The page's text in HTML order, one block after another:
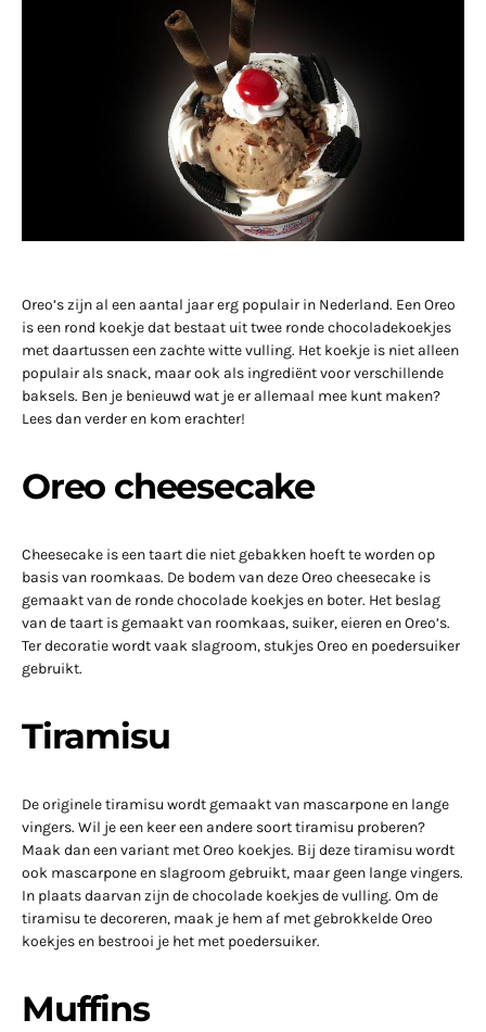
Oreo’s zijn al een aantal jaar erg populair in Nederland. Een Oreo
is een rond koekje dat bestaat uit twee ronde chocoladekoekjes
met daartussen een zachte witte vulling. Het koekje is niet alleen
populair als snack, maar ook als ingrediënt voor verschillende
baksels. Ben je benieuwd wat je er allemaal mee kunt maken?
Lees dan verder en kom erachter!
Oreo cheesecake
Cheesecake is een taart die niet gebakken hoeft te worden op
basis van roomkaas. De bodem van deze Oreo cheesecake is
gemaakt van de ronde chocolade koekjes en boter. Het beslag
van de taart is gemaakt van roomkaas, suiker, eieren en Oreo’s.
Ter decoratie wordt vaak slagroom, stukjes Oreo en poedersuiker
gebruikt.
Tiramisu
De originele tiramisu wordt gemaakt van mascarpone en lange
vingers. Wil je een keer een andere soort tiramisu proberen?
Maak dan een variant met Oreo koekjes. Bij deze tiramisu wordt
ook mascarpone en slagroom gebruikt, maar geen lange vingers.
In plaats daarvan zijn de chocolade koekjes de vulling. Om de
tiramisu te decoreren, maak je hem af met gebrokkelde Oreo
koekjes en bestrooi je het met poedersuiker.
Muffins